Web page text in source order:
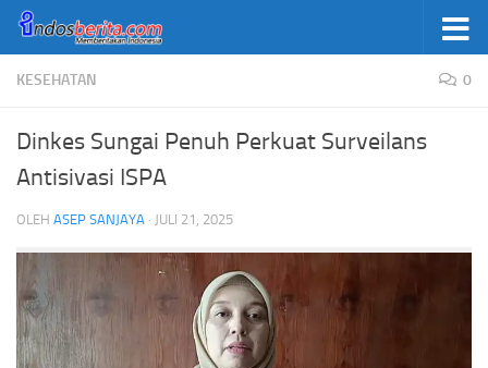
Skip to content
KESEHATAN 0
Dinkes Sungai Penuh Perkuat Surveilans
Antisivasi ISPA
OLEH ASEP SANJAYA · JULI 21, 2025